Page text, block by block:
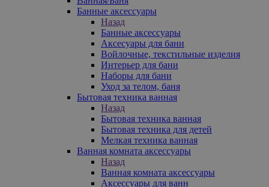
Банные аксессуары
Назад
Банные аксессуары
Аксесуары для бани
Войлочные, текстильные изделия
Интерьер для бани
Наборы для бани
Уход за телом, баня
Бытовая техника ванная
Назад
Бытовая техника ванная
Бытовая техника для детей
Мелкая техника ванная
Ванная комната аксессуары
Назад
Ванная комната аксессуары
Аксессуары для ванн